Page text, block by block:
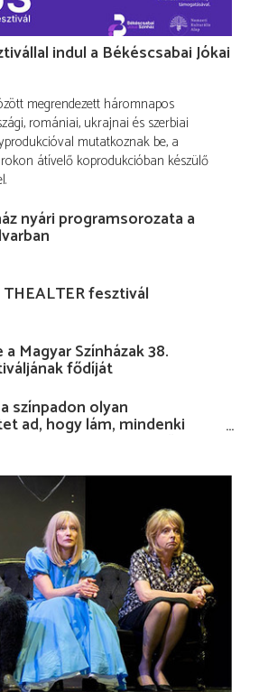
indul a Békéscsabai Jókai
megrendezett háromnapos
romániai, ukrajnai és szerbiai
mutatkoznak be, a
átívelő koprodukcióban készülő
nyári programsorozata a
fesztivál
Magyar Színházak 38.
fődíját
színpadon olyan
ad, hogy lám, mindenki
magammal…”